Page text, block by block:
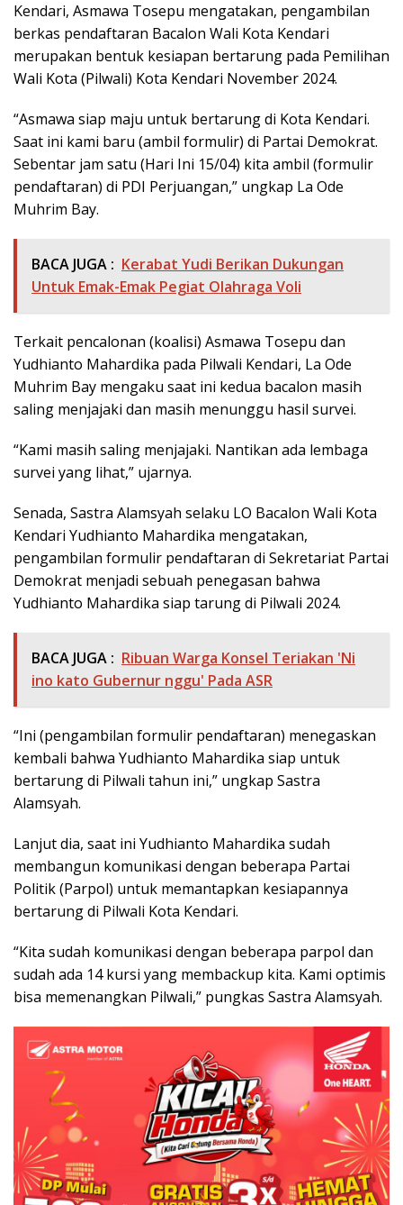
Kendari, Asmawa Tosepu mengatakan, pengambilan
berkas pendaftaran Bacalon Wali Kota Kendari
merupakan bentuk kesiapan bertarung pada Pemilihan
Wali Kota (Pilwali) Kota Kendari November 2024.
“Asmawa siap maju untuk bertarung di Kota Kendari.
Saat ini kami baru (ambil formulir) di Partai Demokrat.
Sebentar jam satu (Hari Ini 15/04) kita ambil (formulir
pendaftaran) di PDI Perjuangan,” ungkap La Ode
Muhrim Bay.
BACA JUGA : Kerabat Yudi Berikan Dukungan
Untuk Emak-Emak Pegiat Olahraga Voli
Terkait pencalonan (koalisi) Asmawa Tosepu dan
Yudhianto Mahardika pada Pilwali Kendari, La Ode
Muhrim Bay mengaku saat ini kedua bacalon masih
saling menjajaki dan masih menunggu hasil survei.
“Kami masih saling menjajaki. Nantikan ada lembaga
survei yang lihat,” ujarnya.
Senada, Sastra Alamsyah selaku LO Bacalon Wali Kota
Kendari Yudhianto Mahardika mengatakan,
pengambilan formulir pendaftaran di Sekretariat Partai
Demokrat menjadi sebuah penegasan bahwa
Yudhianto Mahardika siap tarung di Pilwali 2024.
BACA JUGA : Ribuan Warga Konsel Teriakan 'Ni
ino kato Gubernur nggu' Pada ASR
“Ini (pengambilan formulir pendaftaran) menegaskan
kembali bahwa Yudhianto Mahardika siap untuk
bertarung di Pilwali tahun ini,” ungkap Sastra
Alamsyah.
Lanjut dia, saat ini Yudhianto Mahardika sudah
membangun komunikasi dengan beberapa Partai
Politik (Parpol) untuk memantapkan kesiapannya
bertarung di Pilwali Kota Kendari.
“Kita sudah komunikasi dengan beberapa parpol dan
sudah ada 14 kursi yang membackup kita. Kami optimis
bisa memenangkan Pilwali,” pungkas Sastra Alamsyah.